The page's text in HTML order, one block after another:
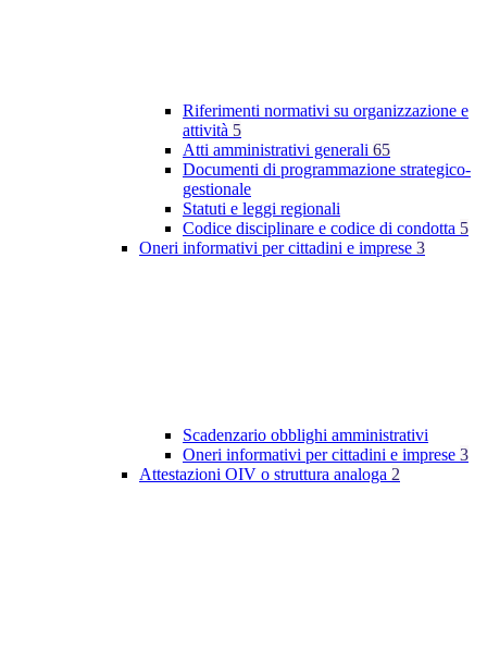
Riferimenti normativi su organizzazione e
attività 5
Atti amministrativi generali 65
Documenti di programmazione strategico-
gestionale
Statuti e leggi regionali
Codice disciplinare e codice di condotta 5
Oneri informativi per cittadini e imprese 3
Scadenzario obblighi amministrativi
Oneri informativi per cittadini e imprese 3
Attestazioni OIV o struttura analoga 2